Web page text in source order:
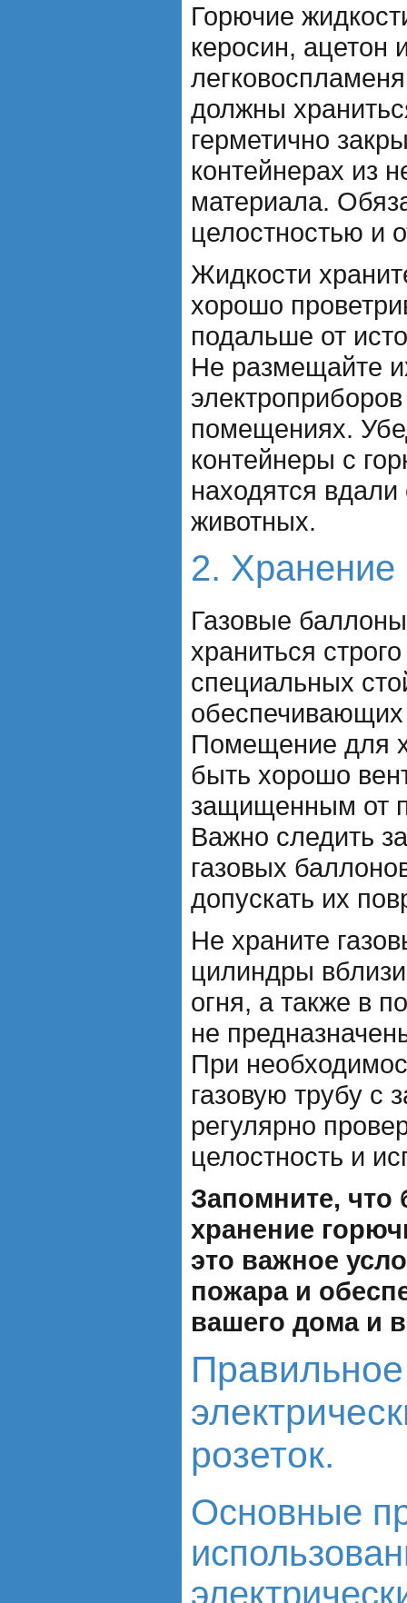
Горючие
керосин, ацетон
должны
герметично
контейнерах из
материала.
целостностью и
Жидкости
хорошо
подальше от
Не размещайте
помещениях.
контейнеры с
находятся
животных.
2. Хранение
Газовые
храниться
специальных
Помещение для
быть хорошо
защищенным от
Важно следить
газовых
допускать их
Не храните
цилиндры
огня, а также в
не
При
газовую трубу с
регулярно
целостность и
Запомните, что
хранение
это важное
пожара и
вашего дома и
розеток.
Основные